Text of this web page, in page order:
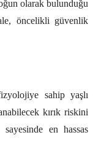
olarak bulunduğu
öncelikli güvenlik
sahip yaşlı
kırık riskini
en hassas